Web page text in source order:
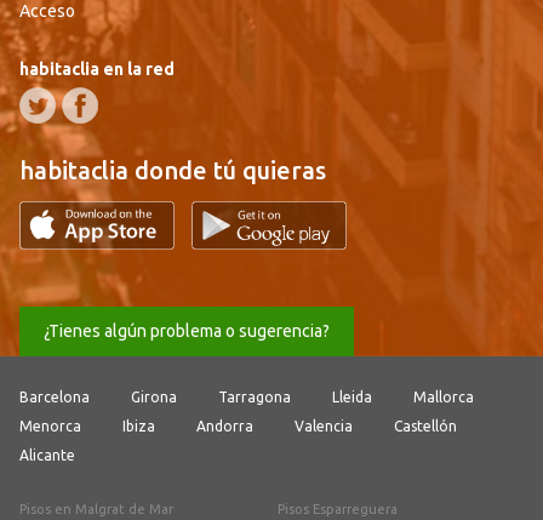
Acceso
habitaclia en la red
habitaclia donde tú quieras
¿Tienes algún problema o sugerencia?
Barcelona Girona Tarragona Lleida
Mallorca
Menorca
Ibiza Andorra Valencia
Castellón
Alicante
Pisos en Malgrat de Mar
Pisos Esparreguera